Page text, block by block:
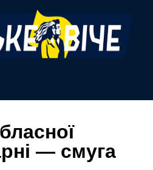
— смуга